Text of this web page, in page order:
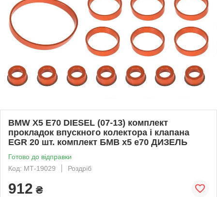
BMW X5 E70 DIESEL (07-13) комплект
прокладок впускного колектора і клапана
EGR 20 шт. комплект БМВ х5 е70 ДИЗЕЛЬ
Готово до відправки
Код: МТ-19029
Роздріб
912 ₴